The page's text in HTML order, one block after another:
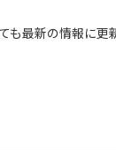
も最新の情報に更